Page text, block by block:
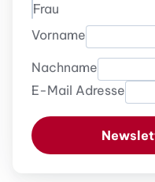
Frau
Vorname
Nachname
E-Mail Adresse